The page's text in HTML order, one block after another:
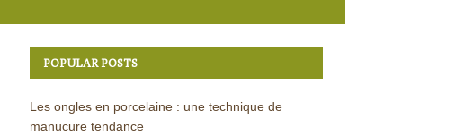
POPULAR POSTS
Les ongles en porcelaine : une technique de
manucure tendance